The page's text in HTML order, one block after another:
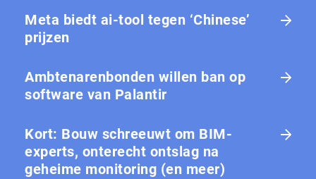
Meta biedt ai-tool tegen ‘Chinese’
prijzen
Ambtenarenbonden willen ban op
software van Palantir
Kort: Bouw schreeuwt om BIM-
experts, onterecht ontslag na
geheime monitoring (en meer)